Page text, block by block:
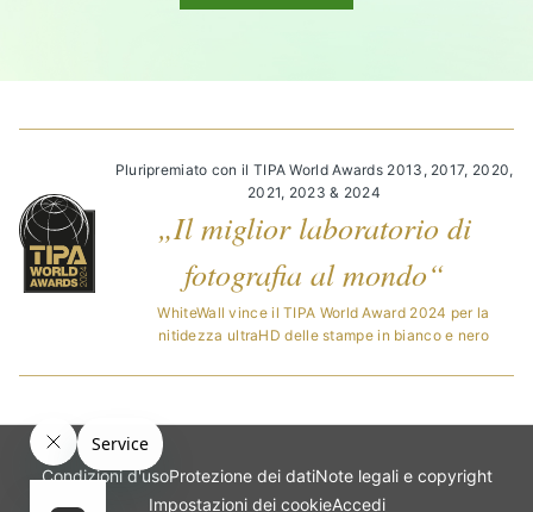
Pluripremiato con il TIPA World Awards 2013, 2017, 2020,
2021, 2023 & 2024
„Il miglior laboratorio di
fotografia al mondo“
WhiteWall vince il TIPA World Award 2024 per la
nitidezza ultraHD delle stampe in bianco e nero
Condizioni d'usoProtezione dei datiNote legali e copyright
Impostazioni dei cookieAccedi